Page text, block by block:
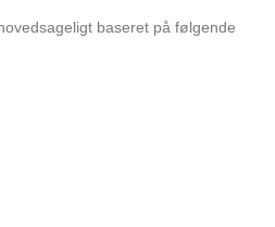
baseret på følgende